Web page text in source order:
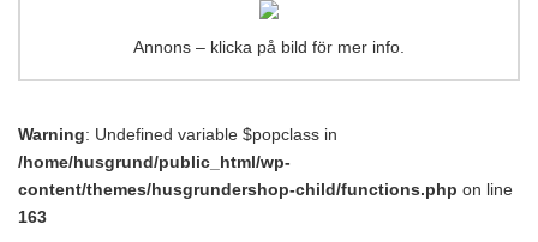
Annons – klicka på bild för mer info.
Warning: Undefined variable $popclass in
/home/husgrund/public_html/wp-
content/themes/husgrundershop-child/functions.php on line
163